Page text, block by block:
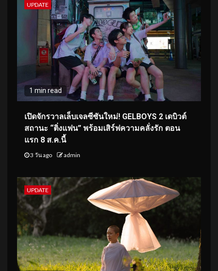
UPDATE
1 min read
เปิดจักรวาลเล็บเจลซีซันใหม่! GELBOYS 2 เดบิวต์
สถานะ “ติ่งแฟน” พร้อมเสิร์ฟความคลั่งรัก ตอน
แรก 8 ส.ค.นี้
3 วัน ago admin
UPDATE